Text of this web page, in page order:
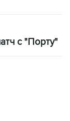
с "Порту"